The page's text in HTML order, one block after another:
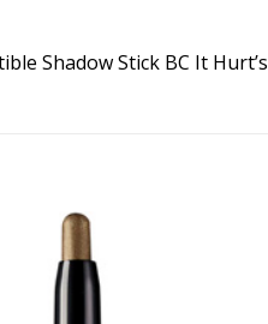
Shadow Stick BC It Hurt’s